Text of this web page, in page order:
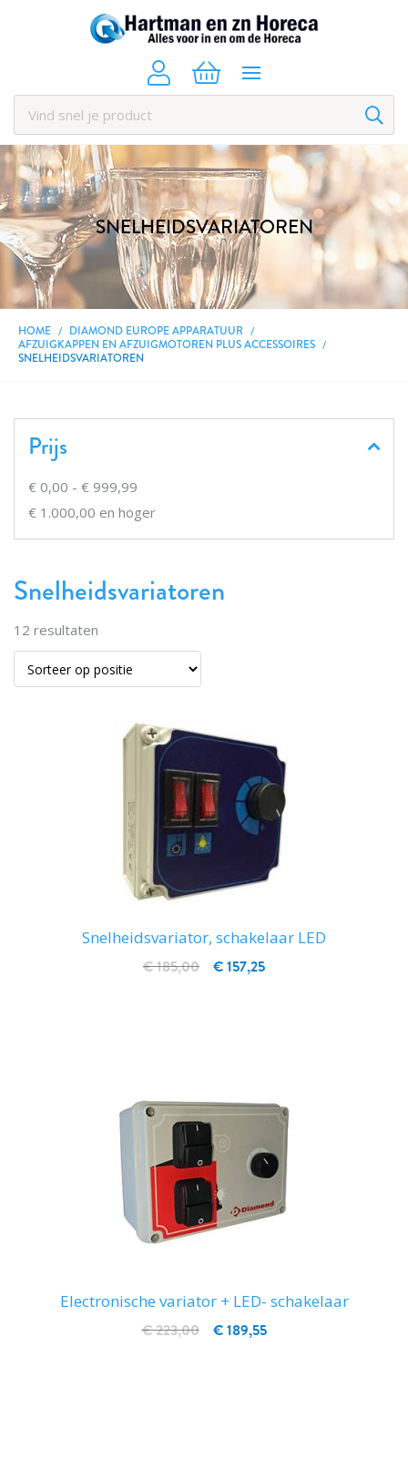
SNELHEIDSVARIATOREN
HOME
DIAMOND EUROPE APPARATUUR
AFZUIGKAPPEN EN AFZUIGMOTOREN PLUS ACCESSOIRES
SNELHEIDSVARIATOREN
Snelheidsvariatoren
12 resultaten
Snelheidsvariator, schakelaar LED
€ 157,25
€ 185,00
Electronische variator + LED- schakelaar
€ 189,55
€ 223,00
Prijs
€ 0,00 - € 999,99
€ 1.000,00 en hoger